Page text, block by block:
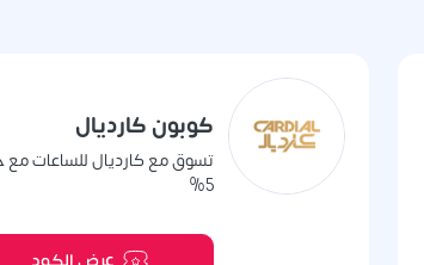
كوبون كارديال
تسوق مع كارديال للساعات
5%